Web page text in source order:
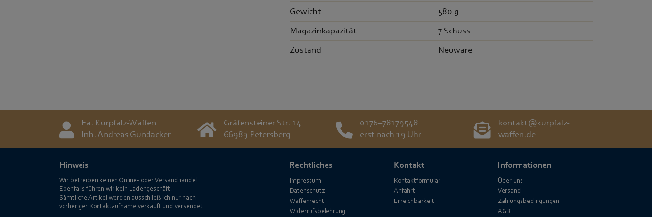
Gewicht 580 g
Magazinkapazität 7 Schuss
Zustand Neuware
Fa. Kurpfalz-Waffen
Inh. Andreas Gundacker
Gräfensteiner Str. 14
66989 Petersberg
0176–78179548
erst nach 19 Uhr
kontakt@kurpfalz-
waffen.de
Hinweis
Wir betreiben keinen Online- oder Versandhandel.
Ebenfalls führen wir kein Ladengeschäft.
Sämtliche Artikel werden ausschließlich nur nach
vorheriger Kontaktaufname verkauft und versendet.
Rechtliches
Impressum
Datenschutz
Waffenrecht
Widerrufsbelehrung
Kontakt
Kontaktformular
Anfahrt
Erreichbarkeit
Informationen
Über uns
Versand
Zahlungsbedingungen
AGB